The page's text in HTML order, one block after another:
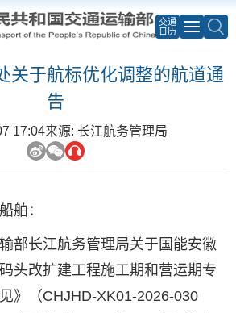
交通
日历
关于航标优化调整的航道通
告
17:04来源: 长江航务管理局
舶：
部长江航务管理局关于国能安徽
头改扩建工程施工期和营运期专
》（CHJHD-XK01-2026-030